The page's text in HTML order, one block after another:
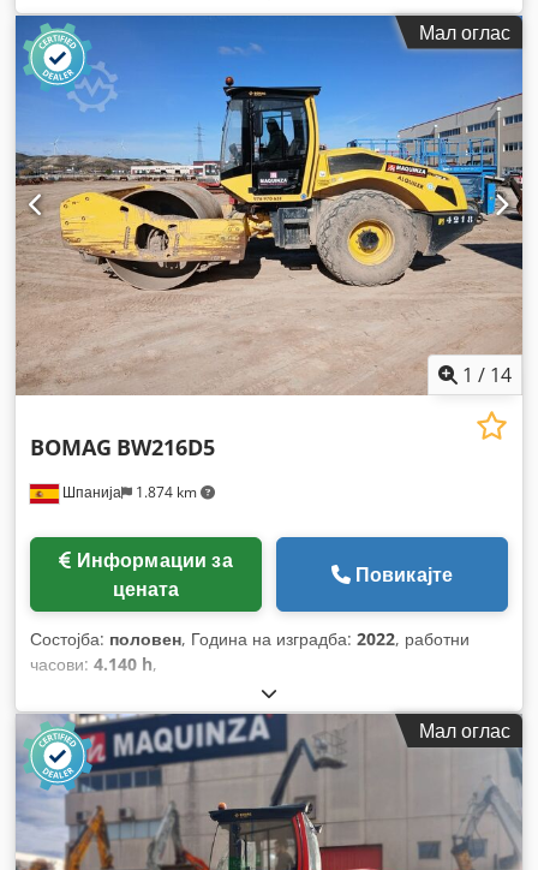
Мал оглас
1 / 14
Шпанија 1.874 km
BOMAG BW216D5
цената
Повикајте
Состојба: половен, Година на изградба: 2022, работни
часови: 4.140 h,
Мал оглас